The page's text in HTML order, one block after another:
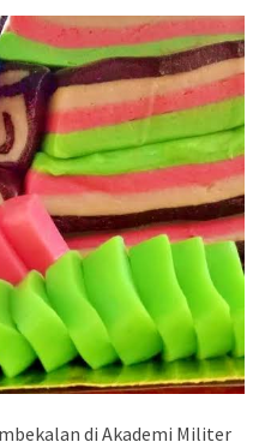
di Akademi Militer